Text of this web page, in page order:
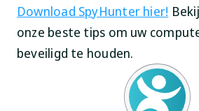
Download SpyHunter hier!
onze beste tips om uw
beveiligd te houden.